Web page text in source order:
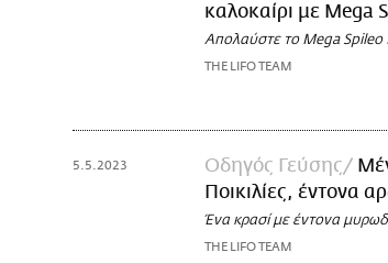
καλοκαίρι με Mega
Απολαύστε το Mega Spileo
THE LIFO TEAM
5.5.2023 Οδηγός Γεύσης
Ποικιλίες, έντονα
Ένα κρασί με έντονα
THE LIFO TEAM